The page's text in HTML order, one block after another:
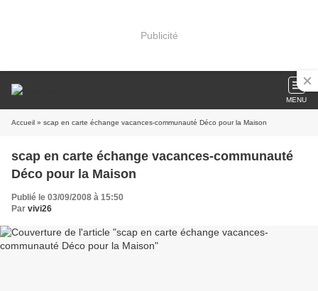
Publicité
MENU
Accueil » scap en carte échange vacances-communauté Déco pour la Maison
scap en carte échange vacances-communauté
Déco pour la Maison
Publié le 03/09/2008 à 15:50
Par vivi26